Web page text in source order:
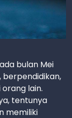
bulan Mei
berpendidikan,
lain.
tentunya
memiliki